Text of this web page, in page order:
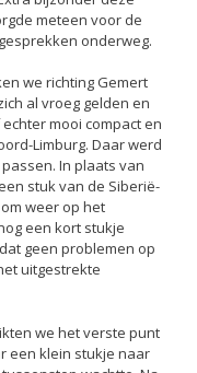
meteen voor de
onderweg.
we richting Gemert
al vroeg gelden en
mooi compact en
Limburg. Daar werd
In plaats van
stuk van de Siberië-
weer op het
een kort stukje
geen problemen op
uitgestrekte
we het verste punt
een klein stukje naar